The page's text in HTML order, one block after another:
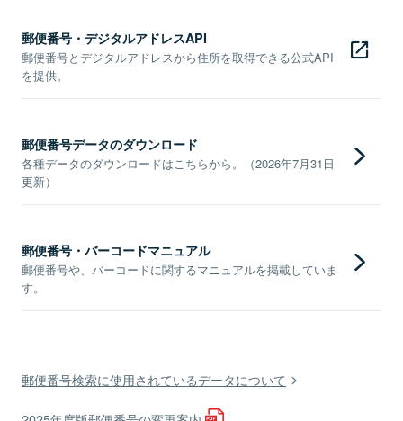
郵便番号・デジタルアドレスAPI
郵便番号とデジタルアドレスから住所を取得できる公式API
を提供。
郵便番号データのダウンロード
各種データのダウンロードはこちらから。（2026年7月31日
更新）
郵便番号・バーコードマニュアル
郵便番号や、バーコードに関するマニュアルを掲載していま
す。
郵便番号検索に使用されているデータについて